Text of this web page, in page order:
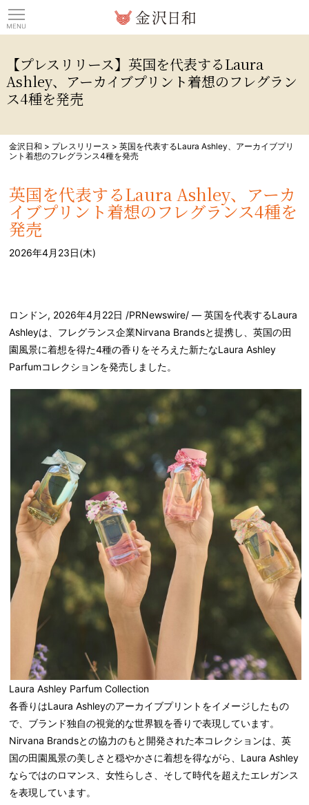
【プレスリリース】英国を代表するLaura
Ashley、アーカイブプリント着想のフレグラン
ス4種を発売
金沢日和 > プレスリリース >英国を代表するLaura Ashley、アーカイブプリ
ント着想のフレグランス4種を発売
英国を代表するLaura Ashley、アーカ
イブプリント着想のフレグランス4種を
発売
2026年4月23日(木)
ロンドン, 2026年4月22日 /PRNewswire/ — 英国を代表するLaura
Ashleyは、フレグランス企業Nirvana Brandsと提携し、英国の田
園風景に着想を得た4種の香りをそろえた新たなLaura Ashley
Parfumコレクションを発売しました。
Laura Ashley Parfum Collection
各香りはLaura Ashleyのアーカイブプリントをイメージしたもの
で、ブランド独自の視覚的な世界観を香りで表現しています。
Nirvana Brandsとの協力のもと開発された本コレクションは、英
国の田園風景の美しさと穏やかさに着想を得ながら、Laura Ashley
ならではのロマンス、女性らしさ、そして時代を超えたエレガンス
を表現しています。